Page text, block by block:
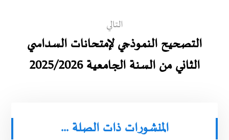
التالي
التصحيح النموذجي لإمتحانات السداسي
الثاني من السنة الجامعية 2025/2026
المنشورات ذات الصلة ...